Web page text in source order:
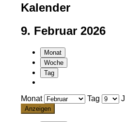
Kalender
9. Februar 2026
Monat
Woche
Tag
Monat Tag